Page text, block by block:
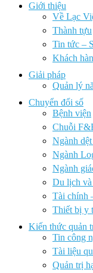
Giới thiệu
Về Lạc
Thành tựu
Tin tức –
Khách
Giải pháp
Quản lý
Chuyển đổi số
Bệnh viện
Chuỗi
Ngành
Ngành
Ngành
Du lịch
Tài chính
Thiết bị y
Kiến thức quản
Tin công
Tài liệu
Quản trị